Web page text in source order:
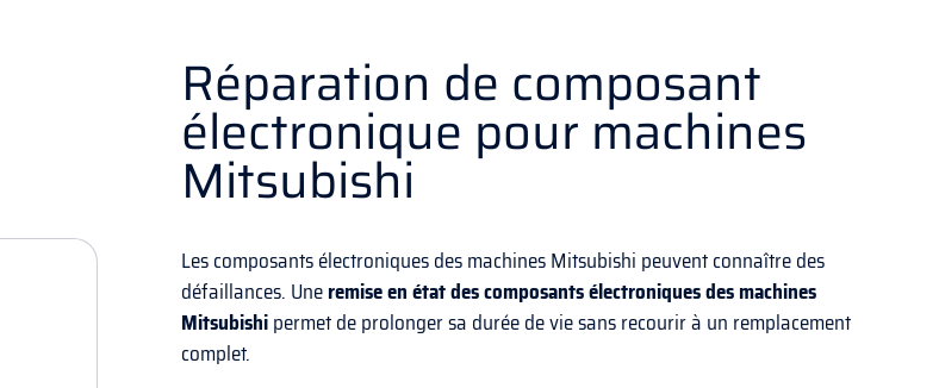
Réparation de composant
électronique pour machines
Mitsubishi
Les composants électroniques des machines Mitsubishi peuvent connaître des
défaillances. Uneremise en état des composants électroniques des machines
Mitsubishipermet de prolonger sa durée de vie sans recourir à un remplacement
complet.​